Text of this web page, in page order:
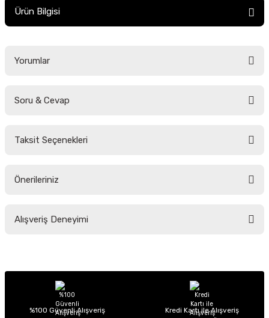
Ürün Bilgisi
Yorumlar
Soru & Cevap
Taksit Seçenekleri
Önerileriniz
yetersiz gördüğünüz noktaları öneri formunu kullanarak tarafımıza
Ürün açıklamasında eksik bilgiler bulunuyor.
Ürün bilgilerinde hatalar bulunuyor.
Alışveriş Deneyimi
Sitemize ilk yorumu siz yapın!
%100 Güvenli Alışveriş Kredi Kartı ile Alışveriş